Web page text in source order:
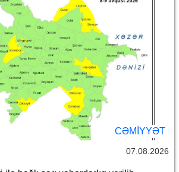
CƏMİYYƏT
07.08.2026